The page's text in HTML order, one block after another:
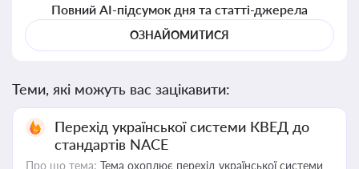
Повний AI-підсумок дня та статті-джерела
ОЗНАЙОМИТИСЯ
Теми, які можуть вас зацікавити:
Перехід української системи КВЕД до
стандартів NACE
Про що тема: Тема охоплює перехід української системи